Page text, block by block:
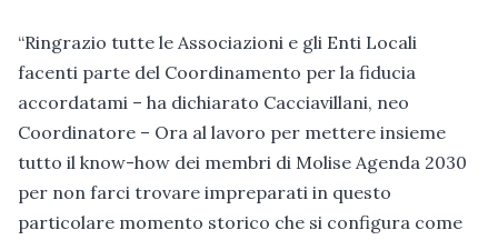
“Ringrazio tutte le Associazioni e gli Enti Locali
facenti parte del Coordinamento per la fiducia
accordatami – ha dichiarato Cacciavillani, neo
Coordinatore – Ora al lavoro per mettere insieme
tutto il know-how dei membri di Molise Agenda 2030
per non farci trovare impreparati in questo
particolare momento storico che si configura come